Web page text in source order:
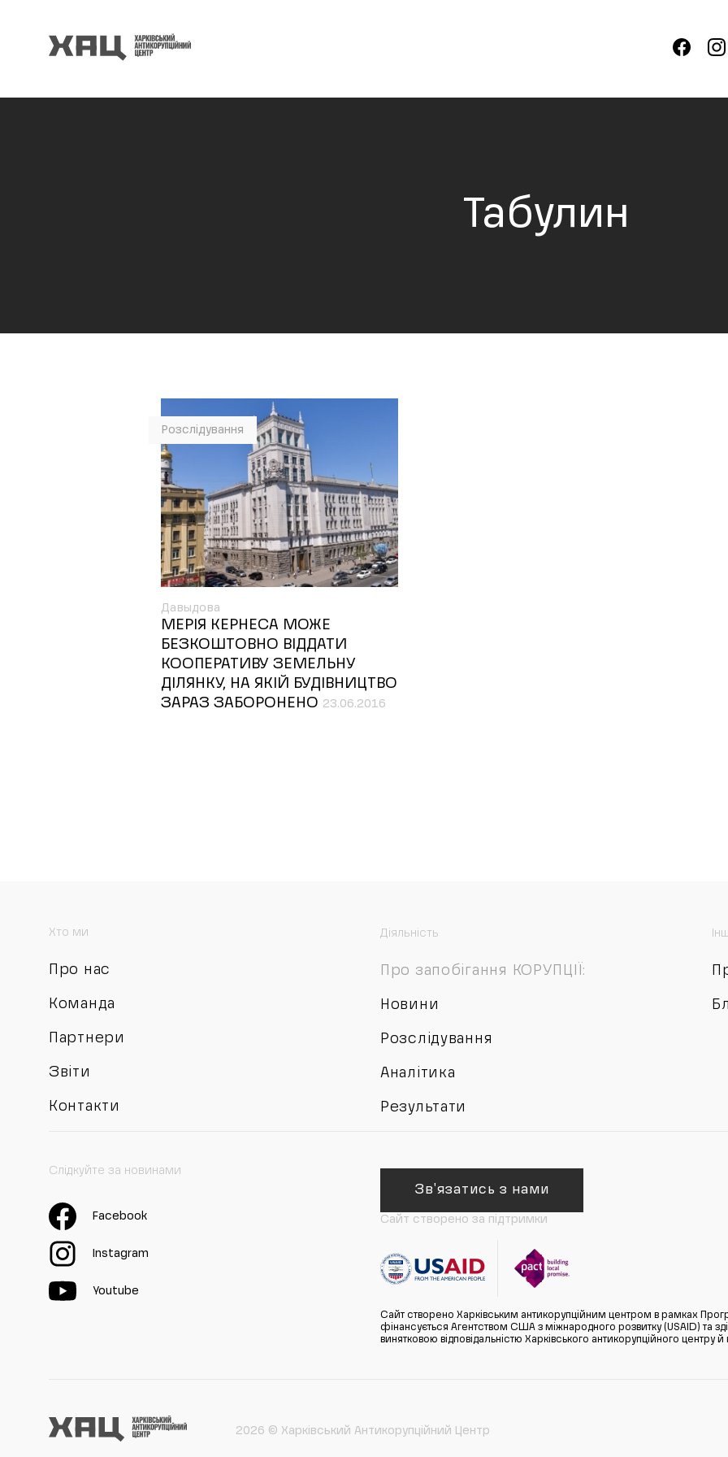
Табулин
Розслідування
Давыдова
МЕРІЯ КЕРНЕСА МОЖЕ
БЕЗКОШТОВНО ВІДДАТИ
КООПЕРАТИВУ ЗЕМЕЛЬНУ
ДІЛЯНКУ, НА ЯКІЙ БУДІВНИЦТВО
ЗАРАЗ ЗАБОРОНЕНО 23.06.2016
Хто ми
Про нас
Команда
Партнери
Звіти
Контакти
Діяльність
Про запобігання КОРУПЦІЇ:
Новини
Розслідування
Аналітика
Результати
Слідкуйте за новинами
Facebook
Instagram
Youtube
Зв'язатись з нами
Сайт створено за підтримки
Сайт створено Харківським антикорупційним центром в рамках
фінансується Агентством США з міжнародного розвитку (USAID) та
винятковою відповідальністю Харківського антикорупційного
2026 © Харківський Антикорупційний Центр